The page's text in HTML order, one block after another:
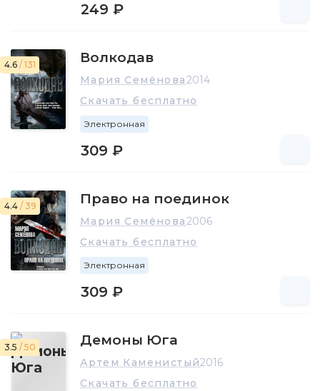
249 ₽
4.6 / 131 Волкодав
Мария Семёнова2014
Скачать бесплатно
Электронная
309 ₽
4.4 / 39 Право на поединок
Мария Семёнова2006
Скачать бесплатно
Электронная
309 ₽
3.5 / 50 Демоны Юга
Артем Каменистый2016
Скачать бесплатно